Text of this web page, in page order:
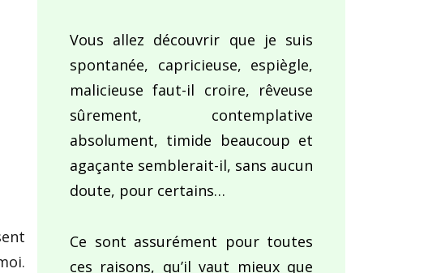
Vous allez découvrir que je suis
spontanée, capricieuse, espiègle,
malicieuse faut-il croire, rêveuse
sûrement, contemplative
absolument, timide beaucoup et
agaçante semblerait-il, sans aucun
doute, pour certains…
Ce sont assurément pour toutes
ces raisons, qu’il vaut mieux que